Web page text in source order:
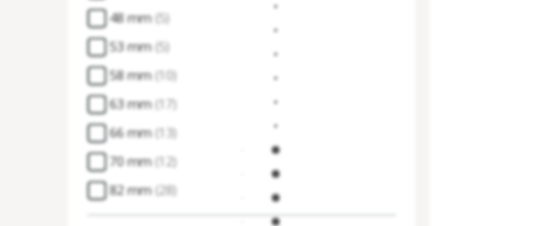
48 mm(5)
53 mm(5)
58 mm(10)
63 mm(17)
66 mm(13)
70 mm(12)
82 mm(28)